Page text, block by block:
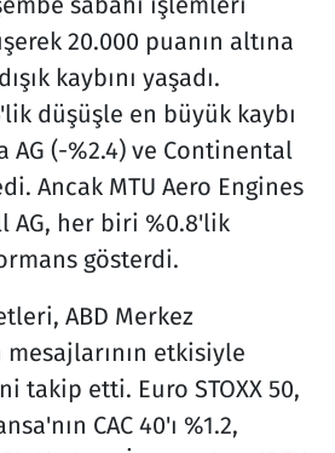
20.000 puanın altına
kaybını yaşadı.
düşüşle en büyük kaybı
AG (-%2.4) ve Continental
Ancak MTU Aero Engines
AG, her biri %0.8'lik
gösterdi.
ABD Merkez
mesajlarının etkisiyle
takip etti. Euro STOXX 50,
CAC 40'ı %1.2,